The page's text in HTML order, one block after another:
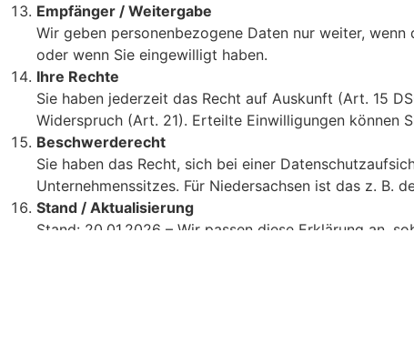
Empfänger / Weitergabe
Wir geben personenbezogene Daten nur weiter,
oder wenn Sie eingewilligt haben.
Ihre Rechte
Sie haben jederzeit das Recht auf Auskunft (Art. 15
Widerspruch (Art. 21). Erteilte Einwilligungen können
Beschwerderecht
Sie haben das Recht, sich bei einer
Unternehmenssitzes. Für Niedersachsen ist das z. B.
Stand / Aktualisierung
Stand: 20.01.2026 – Wir passen diese Erklärung an,